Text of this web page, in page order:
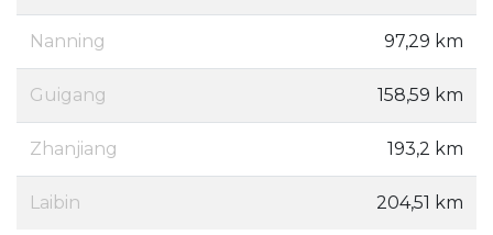
Nanning 97,29 km
Guigang 158,59 km
Zhanjiang 193,2 km
Laibin 204,51 km